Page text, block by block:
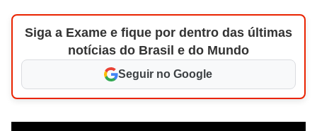
Siga a Exame e fique por dentro das últimas
notícias do Brasil e do Mundo
Seguir no Google